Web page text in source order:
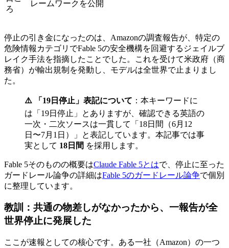
ろ
レームワークを公開
停止の引き金になったのは、Amazonの調査報告が、特定の
危険情報カテゴリでFable 5の安全機構を回避するジェイルブ
レイク手法を指摘したことでした。これを受けて米政府（商
務省）が輸出規制を発動し、モデルは全世界で止まりまし
た。
⚠️ 「19日停止」表記について ：本キーワードに
は「19日停止」とありますが、確認できる英語の
一次・二次ソースは一貫して「18日間（6月12
日〜7月1日）」と表記しています。本記事では事
実として 18日間 を採用します。
Fable 5そのものの概要はClaude Fable 5とはで、停止に至った
ガードレール論争の詳細はFable 5のガードレール論争で個別
に整理しています。
教訓：共通の物差しがなかったから、一報告が全
世界停止に発展した
ここが速報としての核心です。ある一社（Amazon）の一つ